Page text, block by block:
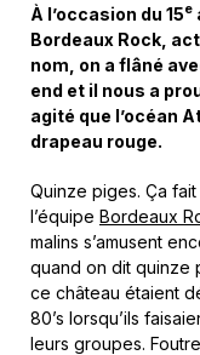
À l’occasion du 15e
Bordeaux Rock,
nom, on a flâné
end et il nous a
agité que l’océan
drapeau rouge.
Quinze piges. Ça
l’équipe Bordeaux
malins s’amusent
quand on dit quinze
ce château étaient
80’s lorsqu’ils
leurs groupes.